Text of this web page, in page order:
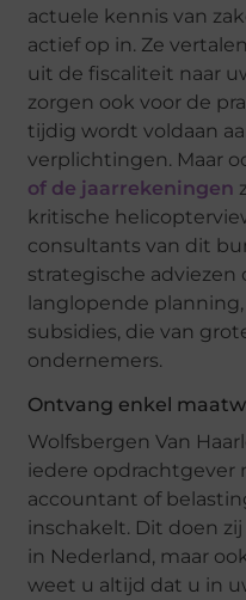
actuele kennis van
actief op in. Ze
uit de fiscaliteit naar
zorgen ook voor de
tijdig wordt voldaan
verplichtingen. Maar
of de jaarrekeningen
kritische
consultants van dit
strategische adviezen
langlopende
subsidies, die van
ondernemers.
Ontvang enkel
Wolfsbergen Van
iedere opdrachtgever
accountant of
inschakelt. Dit doen
in Nederland, maar
weet u altijd dat u in